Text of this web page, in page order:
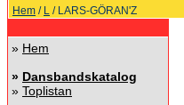
Hem / L / LARS-GÖRAN'Z
» Hem
» Dansbandskatalog
» Toplistan